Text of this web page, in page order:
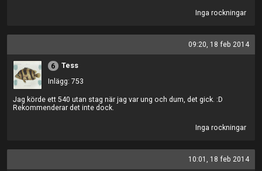
Inga rockningar
09:20, 18 feb 2014
6
Tess
Inlägg: 753
Jag körde ett 540 utan stag när jag var ung och dum, det gick. :D
Rekommenderar det inte dock.
Inga rockningar
10:01, 18 feb 2014